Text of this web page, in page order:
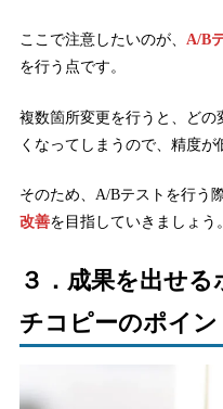
ここで注意したいのが、 A/B
を行う点です。
複数箇所変更を行うと、ど
くなってしまうので、精度が
そのため、A/Bテストを行う
改善を目指していきましょう。
３．成果を出せ
チコピーのポイン